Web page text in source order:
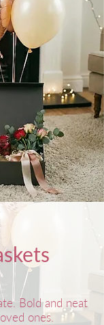
Bold and neat
ones.